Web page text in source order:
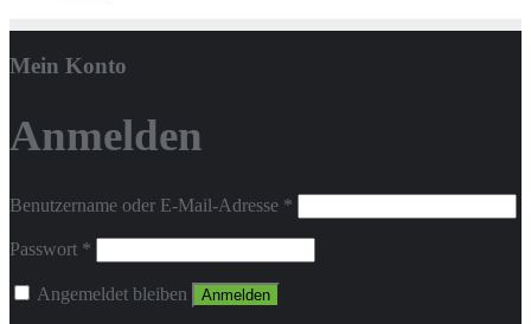
Mein Konto
Anmelden
Benutzername oder E-Mail-Adresse *
Passwort *
Angemeldet bleiben Anmelden